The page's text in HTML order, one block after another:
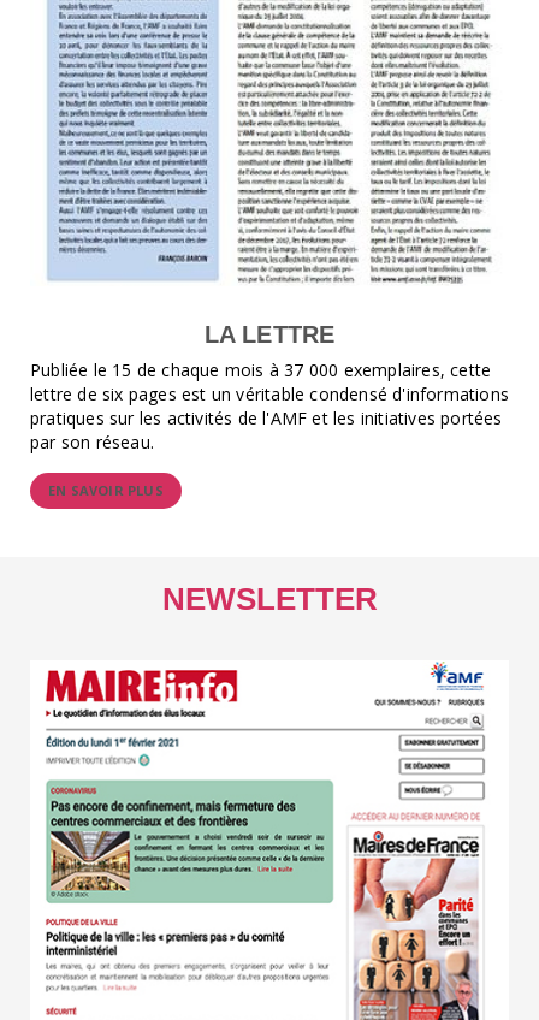
LA LETTRE
Publiée le 15 de chaque mois à 37 000 exemplaires, cette
lettre de six pages est un véritable condensé d'informations
pratiques sur les activités de l'AMF et les initiatives portées
par son réseau.
EN SAVOIR PLUS
NEWSLETTER